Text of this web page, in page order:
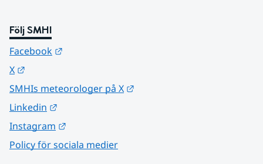
Följ SMHI
Facebook
X
SMHIs meteorologer på X
Linkedin
Instagram
Policy för sociala medier